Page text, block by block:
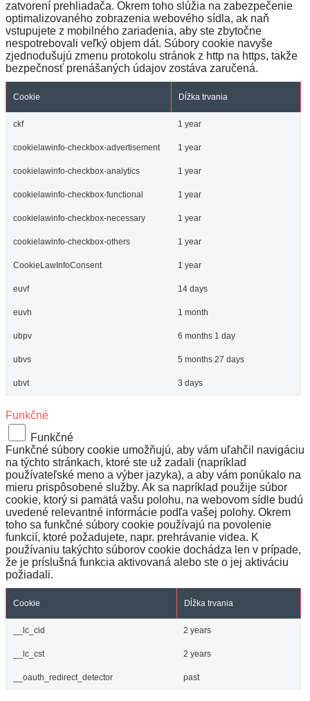
zatvorení prehliadača. Okrem toho slúžia na zabezpečenie
optimalizovaného zobrazenia webového sídla, ak naň
vstupujete z mobilného zariadenia, aby ste zbytočne
nespotrebovali veľký objem dát. Súbory cookie navyše
zjednodušujú zmenu protokolu stránok z http na https, takže
bezpečnosť prenášaných údajov zostáva zaručená.
Cookie Dĺžka trvania
ckf 1 year
cookielawinfo-checkbox-advertisement 1 year
cookielawinfo-checkbox-analytics 1 year
cookielawinfo-checkbox-functional 1 year
cookielawinfo-checkbox-necessary 1 year
cookielawinfo-checkbox-others 1 year
CookieLawInfoConsent 1 year
euvf 14 days
euvh 1 month
ubpv 6 months 1 day
ubvs 5 months 27 days
ubvt 3 days
Funkčné
Funkčné
Funkčné súbory cookie umožňujú, aby vám uľahčil navigáciu
na týchto stránkach, ktoré ste už zadali (napríklad
používateľské meno a výber jazyka), a aby vám ponúkalo na
mieru prispôsobené služby. Ak sa napríklad použije súbor
cookie, ktorý si pamätá vašu polohu, na webovom sídle budú
uvedené relevantné informácie podľa vašej polohy. Okrem
toho sa funkčné súbory cookie používajú na povolenie
funkcií, ktoré požadujete, napr. prehrávanie videa. K
používaniu takýchto súborov cookie dochádza len v prípade,
že je príslušná funkcia aktivovaná alebo ste o jej aktiváciu
požiadali.
Cookie Dĺžka trvania
__lc_cid 2 years
__lc_cst 2 years
__oauth_redirect_detector past